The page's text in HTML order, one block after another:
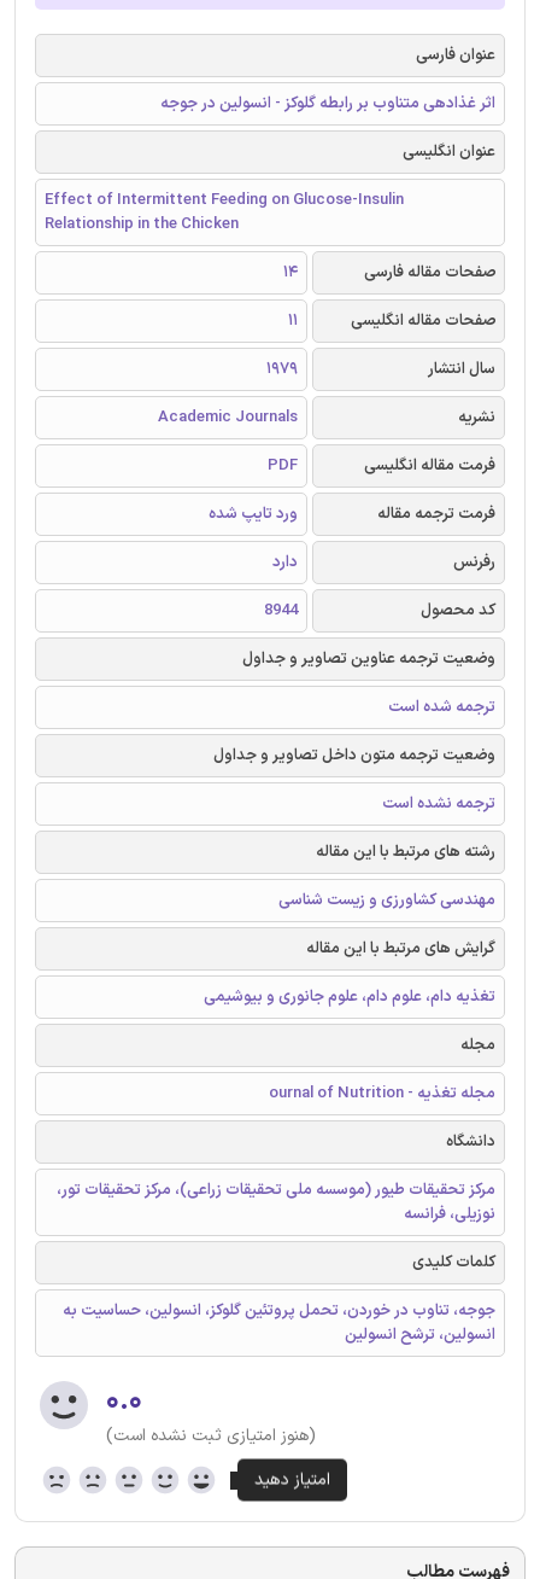
عنوان فارسی
اثر غذادهی متناوب بر رابطه گلوکز - انسولین در جوجه
عنوان انگلیسی
Effect of Intermittent Feeding on Glucose-Insulin
Relationship in the Chicken
صفحات مقاله فارسی
14
صفحات مقاله انگلیسی
11
سال انتشار
1979
نشریه
Academic Journals
فرمت مقاله انگلیسی
PDF
فرمت ترجمه مقاله
ورد تایپ شده
رفرنس
دارد
کد محصول
8944
وضعیت ترجمه عناوین تصاویر و جداول
ترجمه شده است
وضعیت ترجمه متون داخل تصاویر و جداول
ترجمه نشده است
رشته های مرتبط با این مقاله
مهندسی کشاورزی و زیست شناسی
گرایش های مرتبط با این مقاله
تغذیه دام، علوم دام، علوم جانوری و بیوشیمی
مجله
مجله تغذیه - ournal of Nutrition
دانشگاه
مرکز تحقیقات طیور (موسسه ملی تحقیقات زراعی)، مرکز تحقیقات تور،
نوزیلی، فرانسه
کلمات کلیدی
جوجه، تناوب در خوردن، تحمل پروتئین گلوکز، انسولین، حساسیت به
انسولین، ترشح انسولین
۰.۰
(هنوز امتیازی ثبت نشده است)
فهرست مطالب